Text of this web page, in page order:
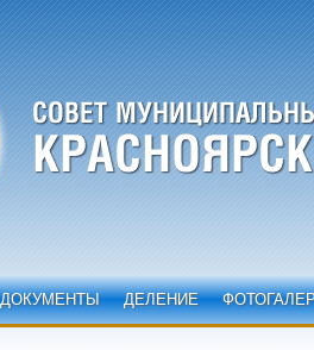
ДОКУМЕНТЫ ДЕЛЕНИЕ